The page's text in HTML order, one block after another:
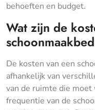
behoeften en budget.
Wat zijn de
De kosten van een
afhankelijk van
van de ruimte die moet
frequentie van de